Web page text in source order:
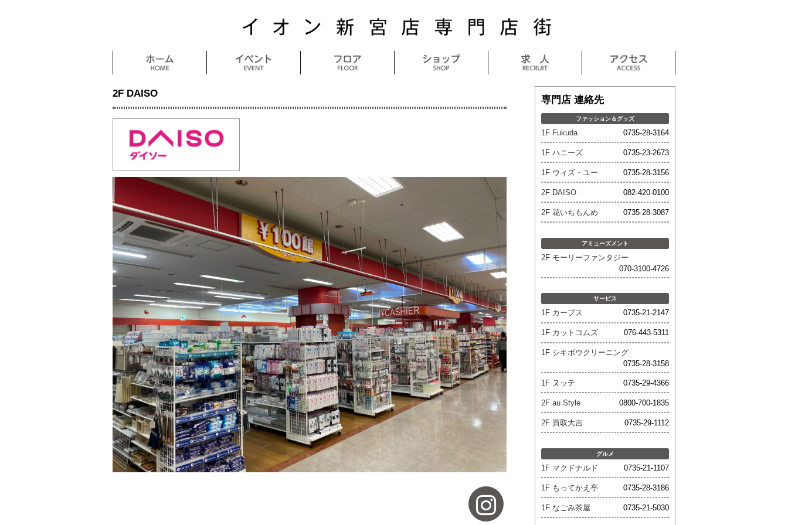
2F DAISO
専門店 連絡先
ファッション＆グッズ
1F Fukuda 0735-28-3164
1F ハニーズ 0735-23-2673
1F ウィズ・ユー 0735-28-3156
2F DAISO 082-420-0100
2F 花いちもんめ 0735-28-3087
アミューズメント
2F モーリーファンタジー
070-3100-4726
サービス
1F カーブス 0735-21-2147
1F カットコムズ 076-443-5311
1F シキボウクリーニング
0735-28-3158
1F ヌッテ 0735-29-4366
2F au Style 0800-700-1835
2F 買取大吉 0735-29-1112
グルメ
1F マクドナルド 0735-21-1107
1F もってかえ亭 0735-28-3186
1F なごみ茶屋 0735-21-5030